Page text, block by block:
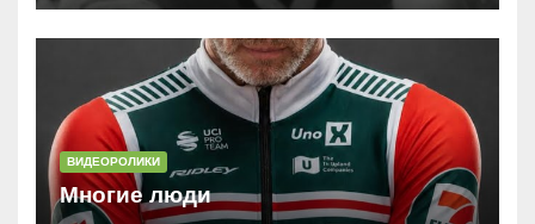
ВИДЕОРОЛИКИ
Многие люди